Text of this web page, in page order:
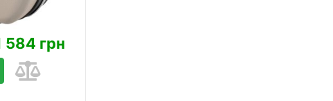
584 грн